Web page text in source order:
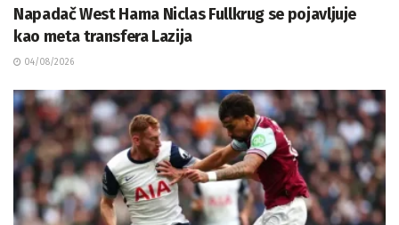
Napadač West Hama Niclas Fullkrug se pojavljuje
kao meta transfera Lazija
04/08/2026